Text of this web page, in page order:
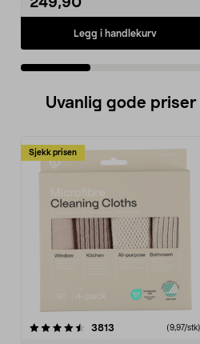
249,90
Legg i handlekurv
Uvanlig gode
Sjekk prisen
3813 anmeldelser(9,97/stk)
4.5av 5 stjerner